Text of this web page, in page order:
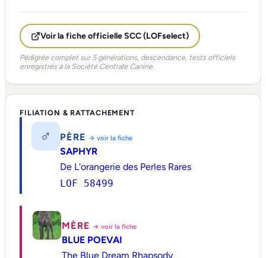
Voir la fiche officielle SCC (LOFselect)
Pédigrée complet sur 5 générations, descendance, tests officiels
enregistrés à la Société Centrale Canine.
FILIATION & RATTACHEMENT
♂ PÈRE → voir la fiche
SAPHYR
De L'orangerie des Perles Rares
LOF 58499
MÈRE → voir la fiche
BLUE POEVAI
The Blue Dream Rhapsody